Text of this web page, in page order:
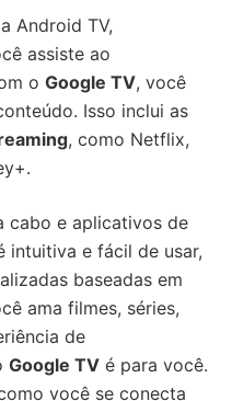
Android TV,
assiste ao
o Google TV, você
Isso inclui as
, como Netflix,
cabo e aplicativos de
intuitiva e fácil de usar,
baseadas em
ama filmes, séries,
de
Google TV é para você.
você se conecta